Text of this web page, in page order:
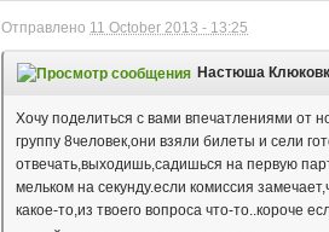
Отправлено 11 October 2013 - 13:25
Настюша
Хочу поделиться с вами впечатлениями от
группу 8человек,они взяли билеты и сели
отвечать,выходишь,садишься на первую
мельком на секунду.если комиссия
какое-то,из твоего вопроса что-то..короче